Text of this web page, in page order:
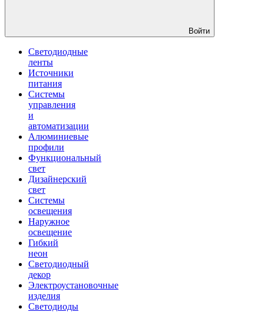
Войти
Светодиодные
ленты
Источники
питания
Системы
управления
и
автоматизации
Алюминиевые
профили
Функциональный
свет
Дизайнерский
свет
Системы
освещения
Наружное
освещение
Гибкий
неон
Светодиодный
декор
Электроустановочные
изделия
Светодиоды